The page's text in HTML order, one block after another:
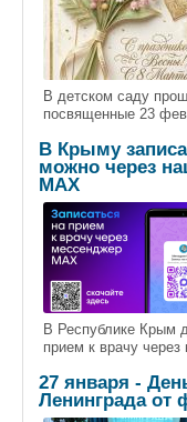
В детском саду
посвященные 23
В Крыму
можно через
МАХ
В Республике Крым
прием к врачу
27 января -
Ленинграда от